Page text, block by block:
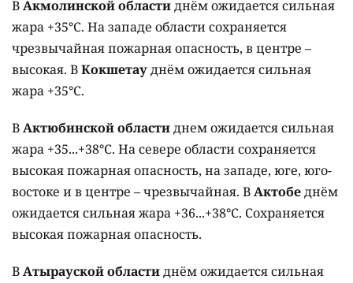
ВАкмолинской областиднём ожидается сильная
жара +35°C. На западе области сохраняется
чрезвычайная пожарная опасность, в центре –
высокая. ВКокшетауднём ожидается сильная
жара +35°C.
ВАктюбинской областиднем ожидается сильная
жара +35...+38°C. На севере области сохраняется
высокая пожарная опасность, на западе, юге, юго-
востоке и в центре – чрезвычайная. ВАктобеднём
ожидается сильная жара +36...+38°C. Сохраняется
высокая пожарная опасность.
ВАтырауской областиднём ожидается сильная